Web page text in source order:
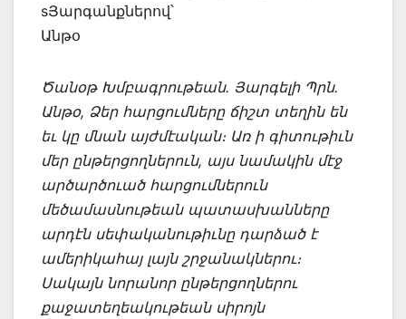
sՅարգանքներով՝
Անթօ
Ծանօթ Խմբագրութեան. Յարգելի Պրն.
Անթօ, Ձեր հարցումները ճիշտ տեղին են
եւ կը մնան այժմէական։ Առ ի գիտութիւն
մեր ընթերցողներուն, այս նամակին մէջ
արծարծուած հարցումներուն
մեծամասնութեան պատասխանները
արդէն սեփականութիւնը դարձած է
ամերիկահայ լայն շրջանակներու։
Սակայն նորանոր ընթերցողներու
քաջատեղեակութեան սիրոյն